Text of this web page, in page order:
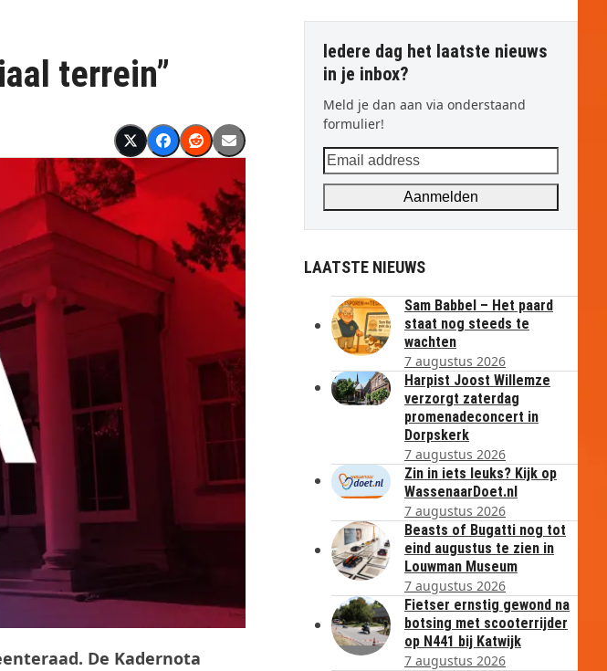
terrein”
De Kadernota
Iedere dag het laatste nieuws
in je inbox?
Meld je dan aan via onderstaand
formulier!
Email
address
Aanmelden
LAATSTE NIEUWS
Sam Babbel – Het paard
staat nog steeds te
wachten
7 augustus 2026
Harpist Joost Willemze
verzorgt zaterdag
promenadeconcert in
Dorpskerk
7 augustus 2026
Zin in iets leuks? Kijk op
WassenaarDoet.nl
7 augustus 2026
Beasts of Bugatti nog tot
eind augustus te zien in
Louwman Museum
7 augustus 2026
Fietser ernstig gewond na
botsing met scooterrijder
op N441 bij Katwijk
7 augustus 2026